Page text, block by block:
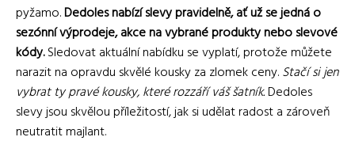
pyžamo.Dedoles nabízí slevy pravidelně, ať už se jedná o
sezónní výprodeje, akce na vybrané produkty nebo slevové
kódy.Sledovat aktuální nabídku se vyplatí, protože můžete
narazit na opravdu skvělé kousky za zlomek ceny.Stačí si jen
vybrat ty pravé kousky, které rozzáří váš šatník.Dedoles
slevy jsou skvělou příležitostí, jak si udělat radost a zároveň
neutratit majlant.